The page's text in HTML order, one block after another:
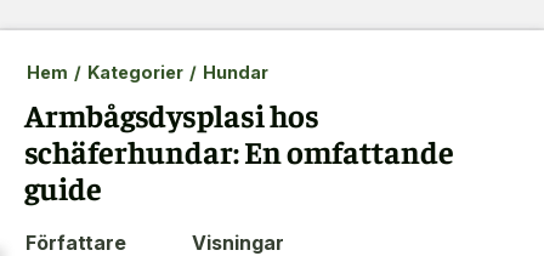
Hem / Kategorier / Hundar
Armbågsdysplasi hos
schäferhundar: En omfattande
guide
Författare
Visningar